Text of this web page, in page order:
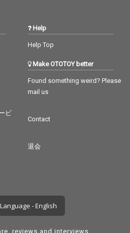
ビ
Help
Help Top
Make OTOTOY better
Found something weird? Please
mail us
Contact
退会
- English
reviews and interviews